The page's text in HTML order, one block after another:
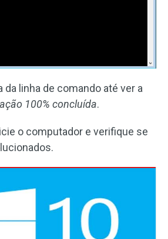
da linha de comando até ver a
100% concluída.
o computador e verifique se